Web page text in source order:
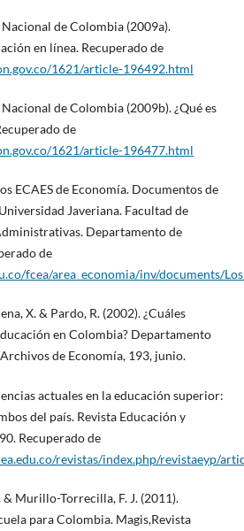
de Colombia (2009a).
en línea. Recuperado de
1621/article-196492.html
de Colombia (2009b). ¿Qué es
de
1621/article-196477.html
ECAES de Economía. Documentos de
Javeriana. Facultad de
Departamento de
de
fcea/area_economia/inv/documents/
X. & Pardo, R. (2002). ¿Cuáles
en Colombia? Departamento
de Economía, 193, junio.
actuales en la educación superior:
del país. Revista Educación y
Recuperado de
revistas/index.php/revistaeyp/
& Murillo-Torrecilla, F. J. (2011).
para Colombia. Magis,Revista